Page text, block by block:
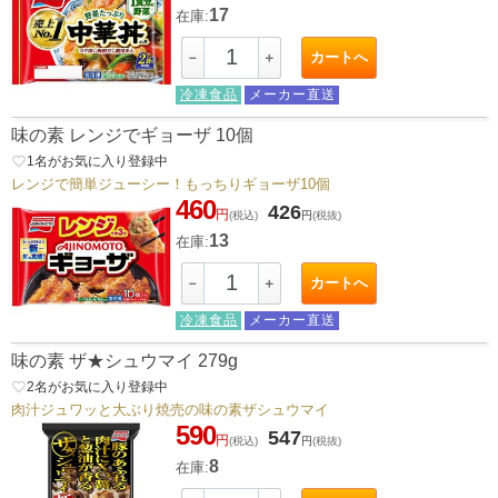
在庫:17
－ ＋ カートへ
冷凍食品 メーカー直送
味の素 レンジでギョーザ 10個
favorite_border1 名がお気に入り登録中
レンジで簡単ジューシー！もっちりギョーザ10個
460円(税込) 426円(税抜)
在庫:13
－ ＋ カートへ
冷凍食品 メーカー直送
味の素 ザ★シュウマイ 279g
favorite_border2名がお気に入り登録中
肉汁ジュワッと大ぶり焼売の味の素ザシュウマイ
590円(税込) 547円(税抜)
在庫:8